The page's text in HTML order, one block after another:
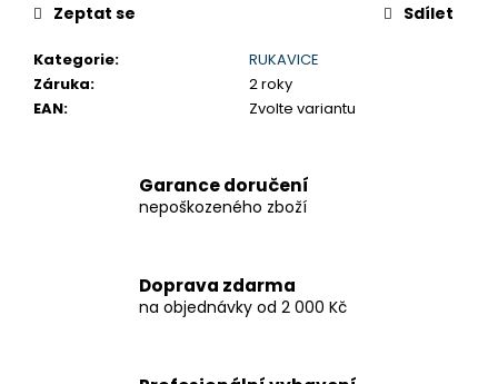
Kategorie:
RUKAVICE
Záruka:
2 roky
EAN: Zvolte variantu
Zeptat se Sdílet
Garance doručení
nepoškozeného zboží
Doprava zdarma
na objednávky od 2 000 Kč